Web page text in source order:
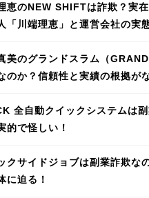
恵のNEW SHIFTは詐欺？実
「川端理恵」と運営会社の実
美のグランドスラム（
のか？信頼性と実績の根拠が
全自動クイックシステムは副
的で怪しい！
クサイドジョブは副業詐欺な
に迫る！